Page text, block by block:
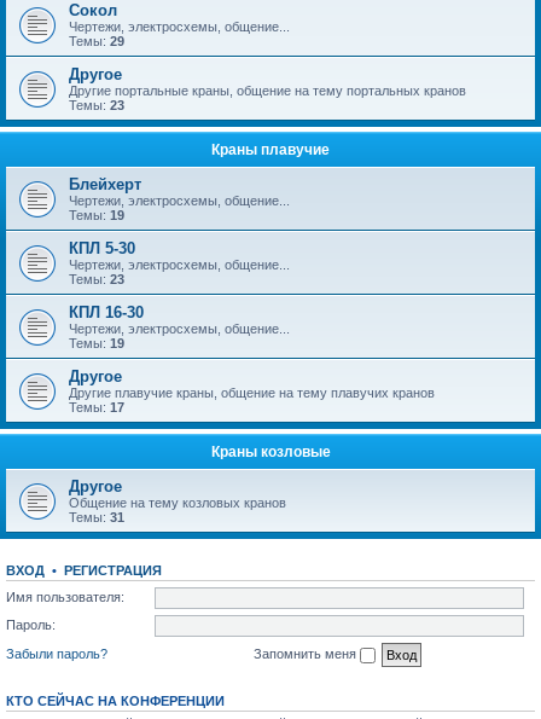
Сокол
Чертежи, электросхемы, общение...
Темы: 29
Другое
Другие портальные краны, общение на тему портальных кранов
Темы: 23
Краны плавучие
Блейхерт
Чертежи, электросхемы, общение...
Темы: 19
КПЛ 5-30
Чертежи, электросхемы, общение...
Темы: 23
КПЛ 16-30
Чертежи, электросхемы, общение...
Темы: 19
Другое
Другие плавучие краны, общение на тему плавучих кранов
Темы: 17
Краны козловые
Другое
Общение на тему козловых кранов
Темы: 31
ВХОД • РЕГИСТРАЦИЯ
Имя пользователя:
Пароль:
Забыли пароль?
Запомнить меня
КТО СЕЙЧАС НА КОНФЕРЕНЦИИ